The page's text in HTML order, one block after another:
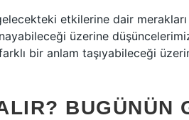
etkilerine dair
üzerine
bir anlam taşıyabileceği
BUGÜNÜN